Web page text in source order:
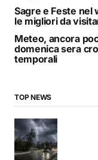
Sagre e Feste nel
le migliori da
Meteo, ancora
domenica sera
temporali
TOP NEWS